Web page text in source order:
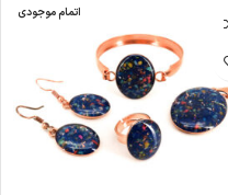
اتمام موجودی